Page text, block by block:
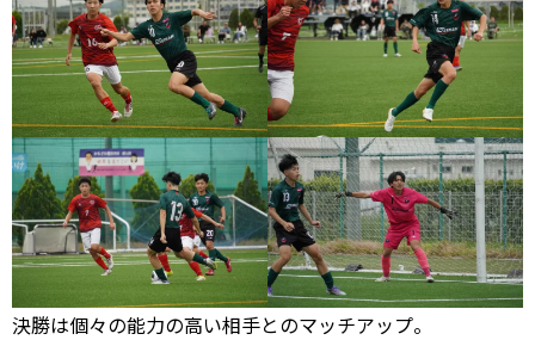
決勝は個々の能力の高い相手とのマッチアップ。